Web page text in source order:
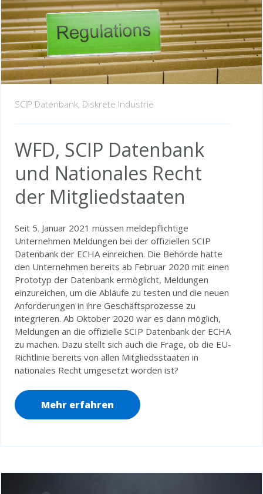
SCIP Datenbank, Diskrete Industrie
WFD, SCIP Datenbank
und Nationales Recht
der Mitgliedstaaten
Seit 5. Januar 2021 müssen meldepflichtige
Unternehmen Meldungen bei der offiziellen SCIP
Datenbank der ECHA einreichen. Die Behörde hatte
den Unternehmen bereits ab Februar 2020 mit einen
Prototyp der Datenbank ermöglicht, Meldungen
einzureichen, um die Abläufe zu testen und die neuen
Anforderungen in ihre Geschäftsprozesse zu
integrieren. Ab Oktober 2020 war es dann möglich,
Meldungen an die offizielle SCIP Datenbank der ECHA
zu machen. Dazu stellt sich auch die Frage, ob die EU-
Richtlinie bereits von allen Mitgliedsstaaten in
nationales Recht umgesetzt worden ist?
Mehr erfahren